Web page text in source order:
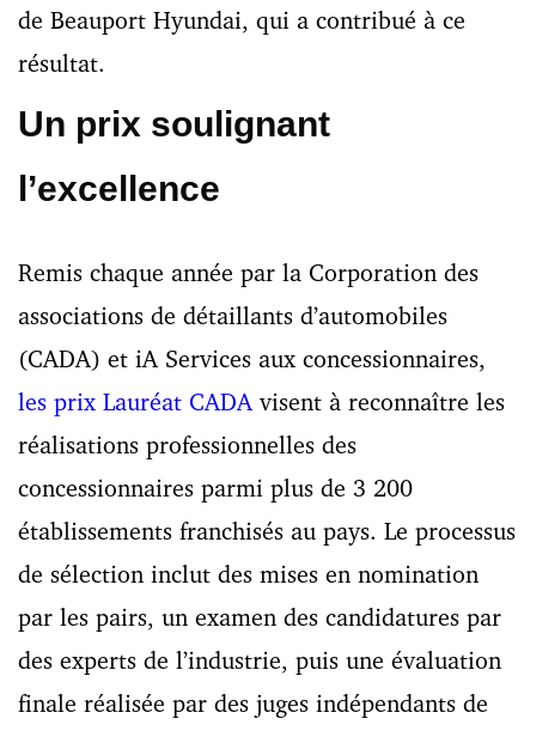
de Beauport Hyundai, qui a contribué à ce
résultat.
Un prix soulignant
l’excellence
Remis chaque année par la Corporation des
associations de détaillants d’automobiles
(CADA) et iA Services aux concessionnaires,
les prix Lauréat CADA visent à reconnaître les
réalisations professionnelles des
concessionnaires parmi plus de 3 200
établissements franchisés au pays. Le processus
de sélection inclut des mises en nomination
par les pairs, un examen des candidatures par
des experts de l’industrie, puis une évaluation
finale réalisée par des juges indépendants de